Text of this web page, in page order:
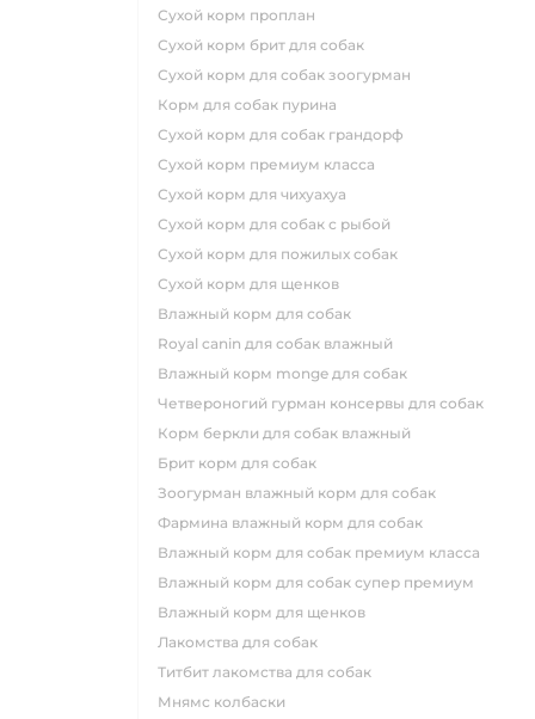
сухой корм проплан
сухой корм брит для собак
сухой корм для собак зоогурман
корм для собак пурина
сухой корм для собак грандорф
сухой корм премиум класса
сухой корм для чихуахуа
сухой корм для собак с рыбой
сухой корм для пожилых собак
сухой корм для щенков
влажный корм для собак
royal canin для собак влажный
влажный корм monge для собак
четвероногий гурман консервы для собак
корм беркли для собак влажный
брит корм для собак
зоогурман влажный корм для собак
фармина влажный корм для собак
влажный корм для собак премиум класса
влажный корм для собак супер премиум
влажный корм для щенков
лакомства для собак
титбит лакомства для собак
мнямс колбаски